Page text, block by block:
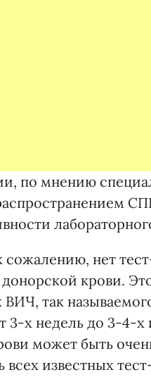
по мнению
сожалению, нет
крови.
так
3-х недель до 3-4-х
может быть
известных